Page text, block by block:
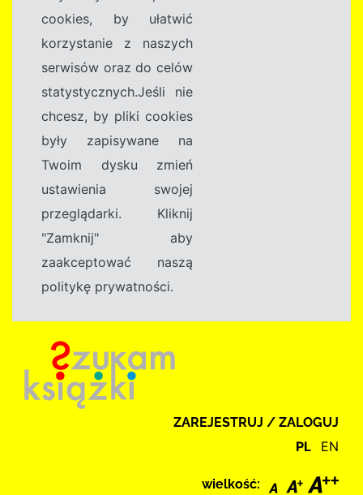
cookies, by ułatwić
korzystanie z naszych
serwisów oraz do celów
statystycznych.Jeśli nie
chcesz, by pliki cookies
były zapisywane na
Twoim dysku zmień
ustawienia swojej
przeglądarki. Kliknij
"Zamknij" aby
zaakceptować naszą
politykę prywatności.
ZAREJESTRUJ / ZALOGUJ
PL EN
wielkość: